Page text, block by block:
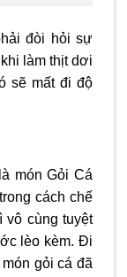
đòi hỏi sự
làm thịt dơi
sẽ mất đi độ
món Gỏi Cá
cách chế
vô cùng tuyệt
lèo kèm. Đi
gỏi cá đã